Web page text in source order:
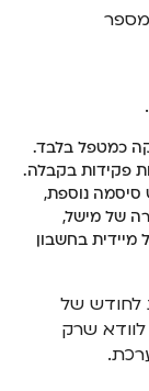
מספר
כמטפל בלבד.
פקידות בקבלה.
סיסמה נוספת,
של מישל,
בחשבון
לחודש של
שרק